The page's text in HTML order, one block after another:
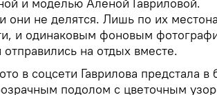
они не делятся. Лишь по их
и одинаковым фоновым
на отдых вместе.
в соцсети Гаврилова предстала в
подолом с цветочным